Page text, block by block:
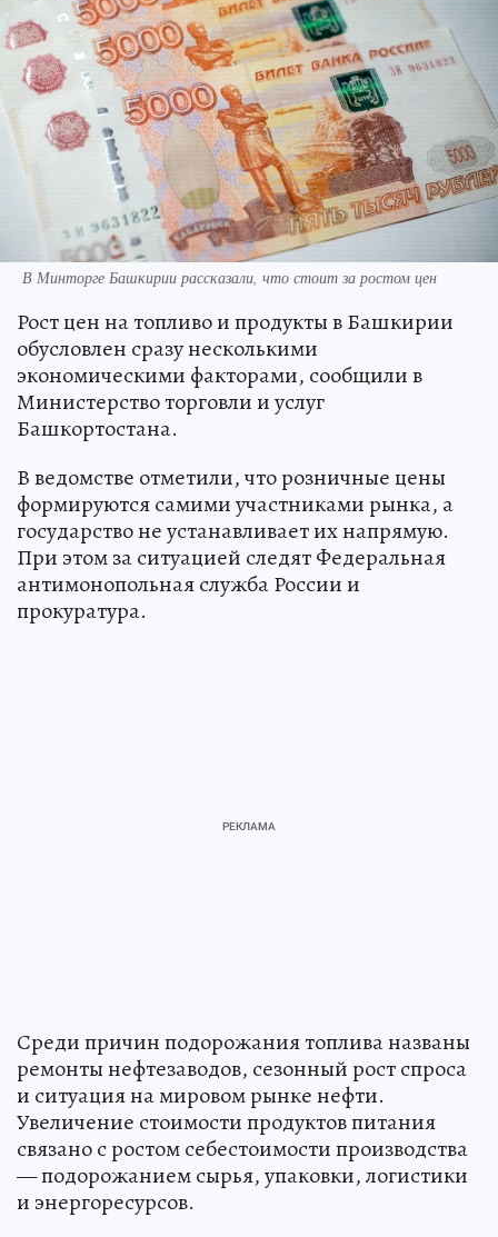
В Минторге Башкирии рассказали, что стоит за ростом цен
Рост цен на топливо и продукты в Башкирии
обусловлен сразу несколькими
экономическими факторами, сообщили в
Министерство торговли и услуг
Башкортостана.
В ведомстве отметили, что розничные цены
формируются самими участниками рынка, а
государство не устанавливает их напрямую.
При этом за ситуацией следят Федеральная
антимонопольная служба России и
прокуратура.
Среди причин подорожания топлива названы
ремонты нефтезаводов, сезонный рост спроса
и ситуация на мировом рынке нефти.
Увеличение стоимости продуктов питания
связано с ростом себестоимости производства
— подорожанием сырья, упаковки, логистики
и энергоресурсов.